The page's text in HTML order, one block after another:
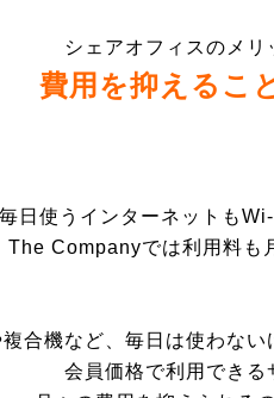
シェアオフィスのメ
費用を抑えるこ
日使うインターネットも
The Companyでは利用料も
合機など、毎日は使わな
会員価格で利用できる